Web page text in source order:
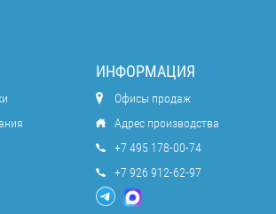
ИНФОРМАЦИЯ
Офисы продаж
Адрес производства
+7 495 178-00-74
+7 926 912-62-97